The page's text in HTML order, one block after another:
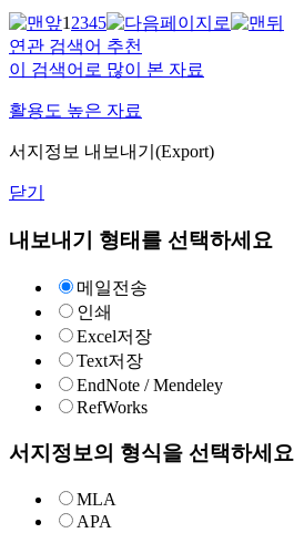
12345
연관 검색어 추천
이 검색어로 많이 본 자료
활용도 높은 자료
서지정보 내보내기(Export)
닫기
내보내기 형태를 선택하세요
메일전송
인쇄
Excel저장
Text저장
EndNote / Mendeley
RefWorks
서지정보의 형식을 선택하세요
MLA
APA